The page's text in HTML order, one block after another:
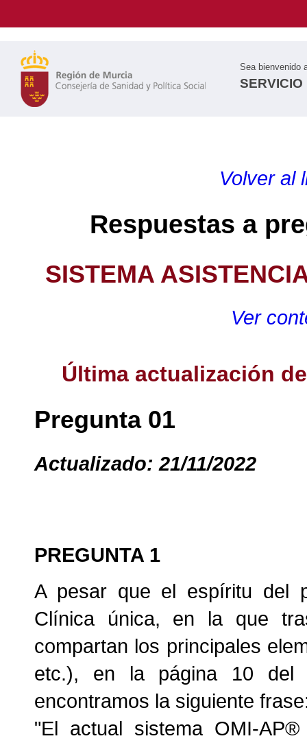
Sea bienvenido
Volver al
Respuestas a
SISTEMA
Ver
Última actualización
Pregunta 01
Actualizado: 21/11/2022
PREGUNTA 1
A pesar que el espíritu del
Clínica única, en la que
compartan los principales
etc.), en la página 10 del
encontramos la siguiente
"El actual sistema OMI-